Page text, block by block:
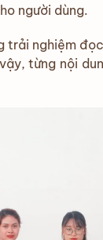
người dùng.
trải nghiệm
từng nội